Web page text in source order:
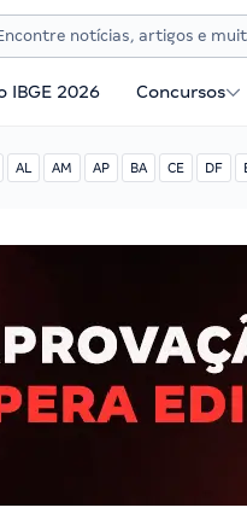
IBGE 2026 Concursos
AL AM AP BA CE DF